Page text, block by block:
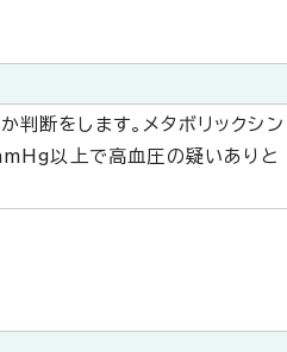
判断をします。メタボリックシン
以上で高血圧の疑いありと